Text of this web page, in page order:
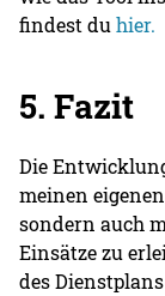
findest duhier.
5. Fazit
Die
meinen
sondern auch
Einsätze zu
des